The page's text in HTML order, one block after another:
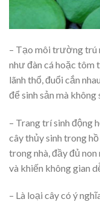
– Tạo môi trường trú
như đàn cá hoặc tôm
lãnh thổ, đuổi cắn
để sinh sản mà
– Trang trí sinh động
cây thủy sinh trong
trong nhà, đầy đủ
và khiến không gian
– Là loại cây có ý